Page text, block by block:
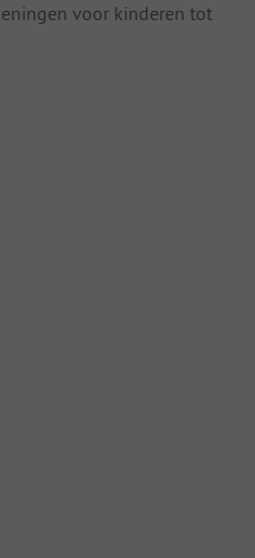
voor kinderen tot